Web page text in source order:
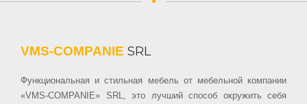
VMS-COMPANIE SRL
Функциональная и стильная мебель от мебельной компании
«VMS-COMPANIE» SRL, это лучший способ окружить себя